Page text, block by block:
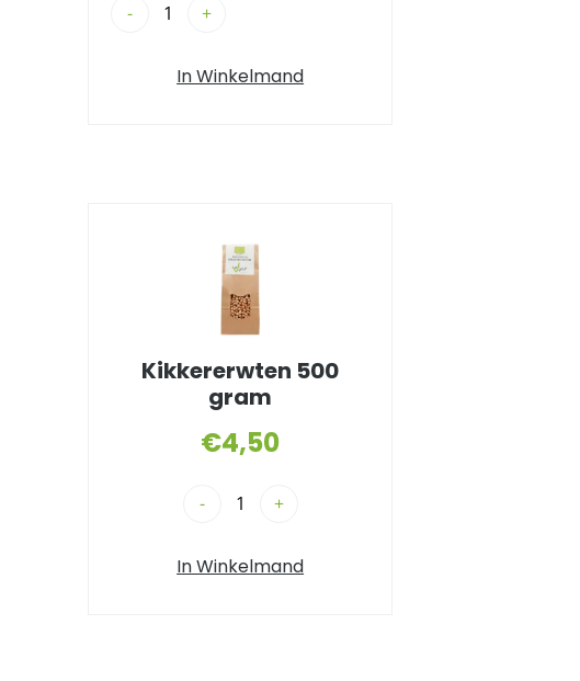
- +
In Winkelmand
Kikkererwten 500
gram
€4,50
- +
In Winkelmand